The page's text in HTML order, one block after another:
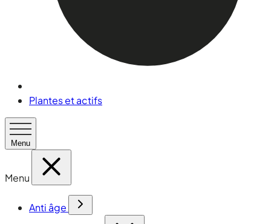
Plantes et actifs
Menu
Menu
Anti âge